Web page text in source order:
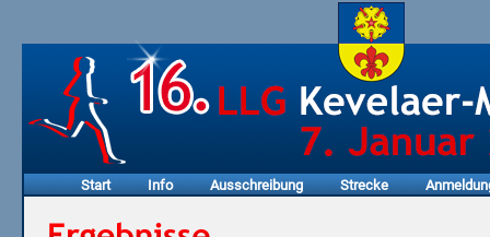
Start Info Ausschreibung Strecke